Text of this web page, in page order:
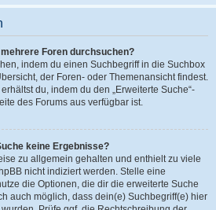
Foren durchsuchen?
indem du einen Suchbegriff in die Suchbox
der Foren- oder Themenansicht findest.
du, indem du den „Erweiterte Suche“-
des Forums aus verfügbar ist.
keine Ergebnisse?
zu allgemein gehalten und enthielt zu viele
nicht indiziert werden. Stelle eine
die Optionen, die dir die erweiterte Suche
auch möglich, dass dein(e) Suchbegriff(e) hier